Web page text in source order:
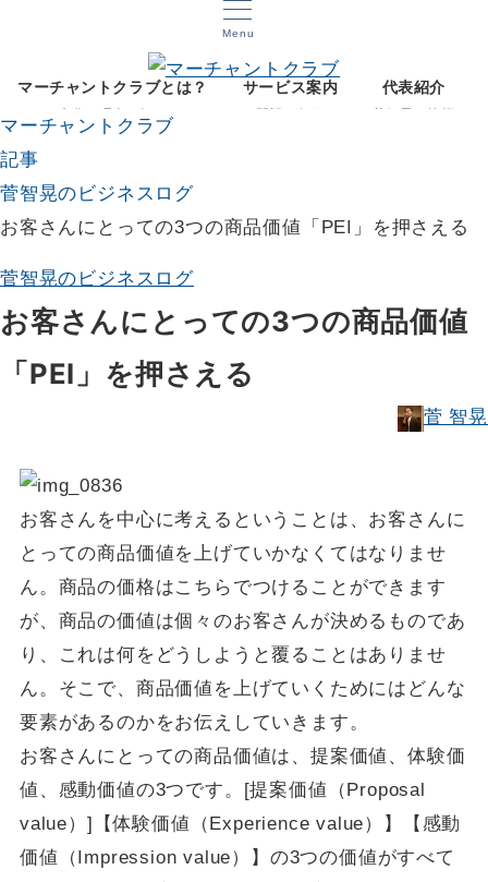
Menu
マーチャントクラブとは？
文化と理念を知る
サービス案内 代表紹介
マーチャントクラブ
記事
菅智晃のビジネスログ
お客さんにとっての3つの商品価値「PEI」を押さえる
菅智晃のビジネスログ
お客さんにとっての3つの商品価値
「PEI」を押さえる
菅 智晃
お客さんを中心に考えるということは、お客さんに
とっての商品価値を上げていかなくてはなりませ
ん。商品の価格はこちらでつけることができます
が、商品の価値は個々のお客さんが決めるものであ
り、これは何をどうしようと覆ることはありませ
ん。そこで、商品価値を上げていくためにはどんな
要素があるのかをお伝えしていきます。
お客さんにとっての商品価値は、提案価値、体験価
値、感動価値の3つです。[提案価値（Proposal
value）]【体験価値（Experience value）】【感動
価値（Impression value）】の3つの価値がすべて